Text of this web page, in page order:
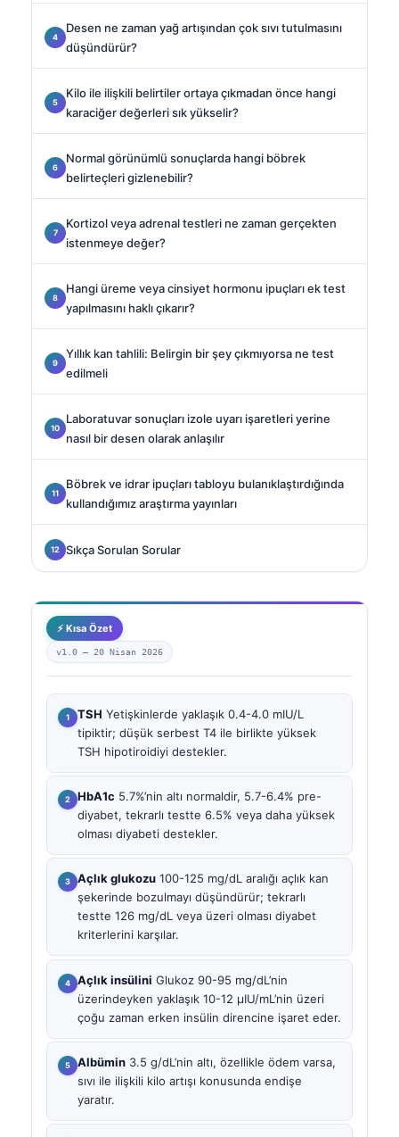
Desen ne zaman yağ artışından çok sıvı tutulmasını
düşündürür?
Kilo ile ilişkili belirtiler ortaya çıkmadan önce hangi
karaciğer değerleri sık yükselir?
Normal görünümlü sonuçlarda hangi böbrek
belirteçleri gizlenebilir?
Kortizol veya adrenal testleri ne zaman gerçekten
istenmeye değer?
Hangi üreme veya cinsiyet hormonu ipuçları ek test
yapılmasını haklı çıkarır?
Yıllık kan tahlili: Belirgin bir şey çıkmıyorsa ne test
edilmeli
Laboratuvar sonuçları izole uyarı işaretleri yerine
nasıl bir desen olarak anlaşılır
Böbrek ve idrar ipuçları tabloyu bulanıklaştırdığında
kullandığımız araştırma yayınları
Sıkça Sorulan Sorular
⚡ Kısa Özet
v1.0 — 20 Nisan 2026
TSH Yetişkinlerde yaklaşık 0.4-4.0 mIU/L
tipiktir; düşük serbest T4 ile birlikte yüksek
TSH hipotiroidiyi destekler.
HbA1c 5.7%’nin altı normaldir, 5.7-6.4% pre-
diyabet, tekrarlı testte 6.5% veya daha yüksek
olması diyabeti destekler.
Açlık glukozu 100-125 mg/dL aralığı açlık kan
şekerinde bozulmayı düşündürür; tekrarlı
testte 126 mg/dL veya üzeri olması diyabet
kriterlerini karşılar.
Açlık insülini Glukoz 90-95 mg/dL’nin
üzerindeyken yaklaşık 10-12 µIU/mL’nin üzeri
çoğu zaman erken insülin direncine işaret eder.
Albümin 3.5 g/dL’nin altı, özellikle ödem varsa,
sıvı ile ilişkili kilo artışı konusunda endişe
yaratır.